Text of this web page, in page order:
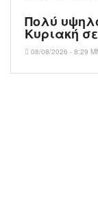
Πολύ
Κυριακή
08/08/2026 - 8:29